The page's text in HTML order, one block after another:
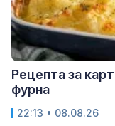
Рецепта за
фурна
22:13 • 08.08.26